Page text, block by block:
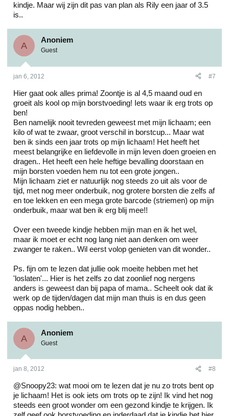
kindje. Maar wij zijn dit pas van plan als Rily een jaar of 3.5
is..
A
Anoniem
Guest
jan 6, 2012 #7
Hier gaat ook alles prima! Zoontje is al 4,5 maand oud en
groeit als kool op mijn borstvoeding! Iets waar ik erg trots op
ben!
Ben namelijk nooit tevreden geweest met mijn lichaam; een
kilo of wat te zwaar, groot verschil in borstcup... Maar wat
ben ik sinds een jaar trots op mijn lichaam! Het heeft het
meest belangrijke en liefdevolle in mijn leven doen groeien en
dragen.. Het heeft een hele heftige bevalling doorstaan en
mijn borsten voeden hem nu tot een grote jongen..
Mijn lichaam ziet er natuurlijk nog steeds zo uit als voor de
tijd, met nog meer onderbuik, nog grotere borsten die zelfs af
en toe lekken en een mega grote barcode (striemen) op mijn
onderbuik, maar wat ben ik erg blij mee!!
Over een tweede kindje hebben mijn man en ik het wel,
maar ik moet er echt nog lang niet aan denken om weer
zwanger te raken.. Wil eerst volop genieten van dit wonder..
Ps. fijn om te lezen dat jullie ook moeite hebben met het
'loslaten'... Hier is het zelfs zo dat zoonlief nog nergens
anders is geweest dan bij papa of mama.. Scheelt ook dat ik
werk op de tijden/dagen dat mijn man thuis is en dus geen
oppas nodig hebben..
A
Anoniem
Guest
jan 8, 2012 #8
@Snoopy23: wat mooi om te lezen dat je nu zo trots bent op
je lichaam! Het is ook iets om trots op te zijn! Ik vind het nog
steeds een groot wonder om een gezond kindje te krijgen. Ik